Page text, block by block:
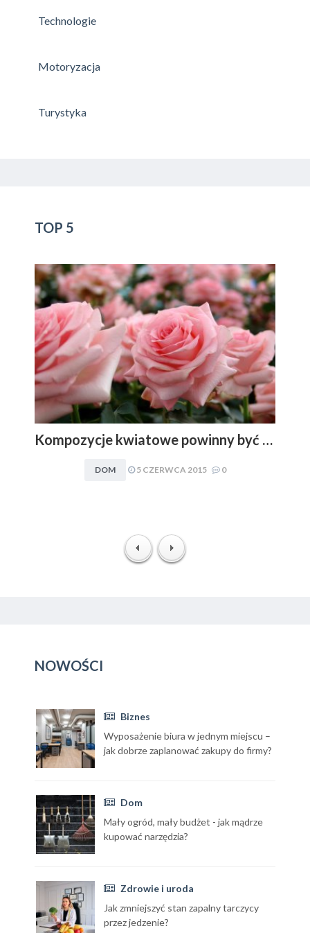
Technologie
Motoryzacja
Turystyka
TOP 5
Kompozycje kwiatowe powinny być dopasowywane do charakteru i stylu aranżacyjnego wnętrza. Obowiązuje zasada: im mniej, tym lepiej
DOM 5 CZERWCA 2015 0
NOWOŚCI
Biznes
Wyposażenie biura w jednym miejscu –
jak dobrze zaplanować zakupy do firmy?
Dom
Mały ogród, mały budżet - jak mądrze
kupować narzędzia?
Zdrowie i uroda
Jak zmniejszyć stan zapalny tarczycy
przez jedzenie?